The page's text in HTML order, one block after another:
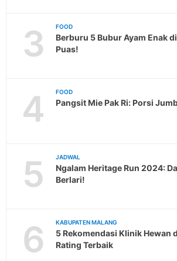
3 FOOD
Berburu 5 Bubur Ayam Enak
Puas!
4 FOOD
Pangsit Mie Pak Ri: Porsi
5 JADWAL
Ngalam Heritage Run 2024:
Berlari!
6 KABUPATEN MALANG
5 Rekomendasi Klinik Hewan
Rating Terbaik